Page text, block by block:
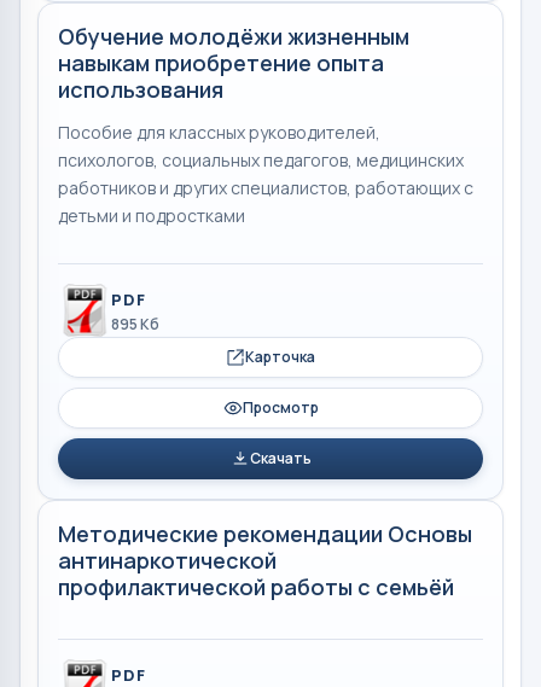
Обучение молодёжи жизненным
навыкам приобретение опыта
использования
Пособие для классных руководителей,
психологов, социальных педагогов, медицинских
работников и других специалистов, работающих с
детьми и подростками
PDF
895 Кб
Карточка
Просмотр
Скачать
Методические рекомендации Основы
антинаркотической
профилактической работы с семьёй
PDF